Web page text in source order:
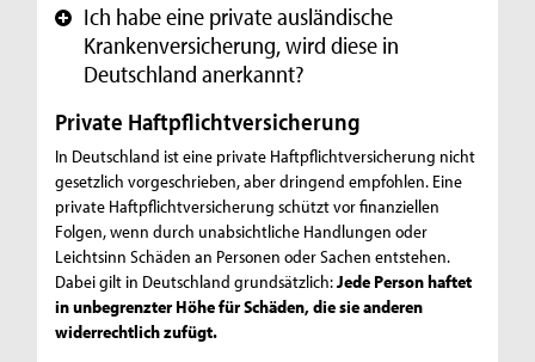
+ Ich habe eine private ausländische
Krankenversicherung, wird diese in
Deutschland anerkannt?
Private Haftpflichtversicherung
In Deutschland ist eine private Haftpflichtversicherung nicht
gesetzlich vorgeschrieben, aber dringend empfohlen. Eine
private Haftpflichtversicherung schützt vor finanziellen
Folgen, wenn durch unabsichtliche Handlungen oder
Leichtsinn Schäden an Personen oder Sachen entstehen.
Dabei gilt in Deutschland grundsätzlich:Jede Person haftet
in unbegrenzter Höhe für Schäden, die sie anderen
widerrechtlich zufügt.